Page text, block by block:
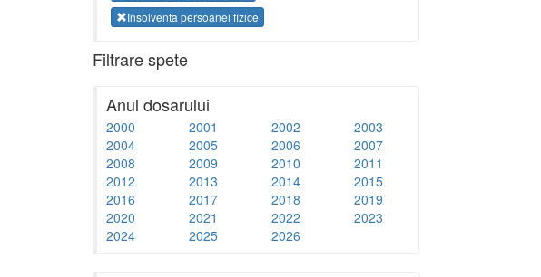
Insolventa persoanei fizice
Filtrare spete
Anul dosarului
2000 2001 2002
2003
2004
2005 2006
2007
2008
2009 2010
2011
2012
2013 2014
2015
2016
2017 2018
2019
2020
2021 2022
2023
2024
2025 2026